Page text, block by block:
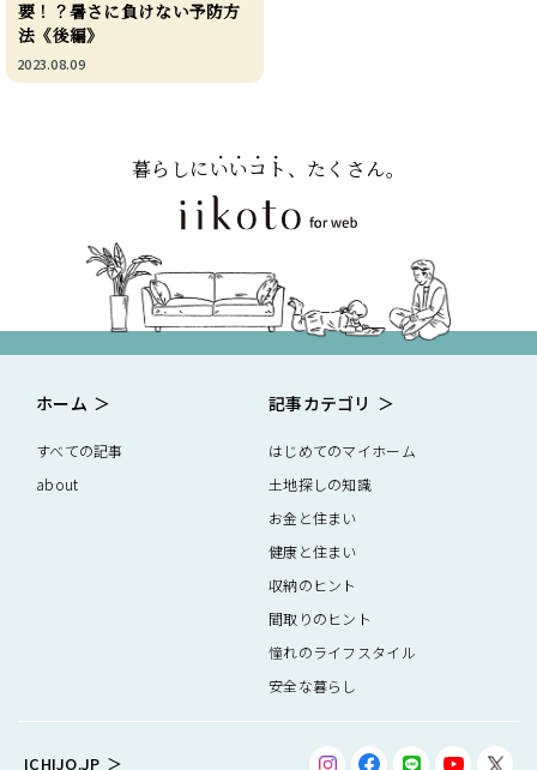
要！？暑さに負けない予防方
法《後編》
2023.08.09
暮らしにいいコト、たくさん。
ホーム
すべての記事
about
記事カテゴリ
はじめてのマイホーム
土地探しの知識
お金と住まい
健康と住まい
収納のヒント
間取りのヒント
憧れのライフスタイル
安全な暮らし
ICHIJO.JP